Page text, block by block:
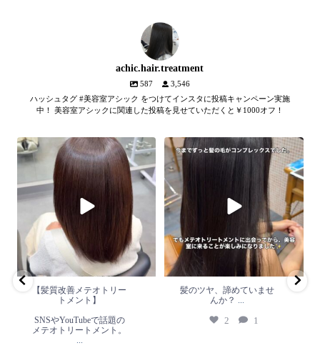
achic.hair.treatment
587
3,546
ハッシュタグ #美容室アシック をつけてインスタに投稿キャンペーン実施
中！ 美容室アシックに関連した投稿を見せていただくと￥1000オフ！
【髪質改善メテオトリートメン
SNSやYouTubeで話題のメテオト
リートメント。
2 0
【髪質改善メテオトリー
トメント】
SNSやYouTubeで話題の
メテオトリートメント。
髪のツヤ、諦めていません
1
髪のツヤ、諦めていませ
んか？
2 1